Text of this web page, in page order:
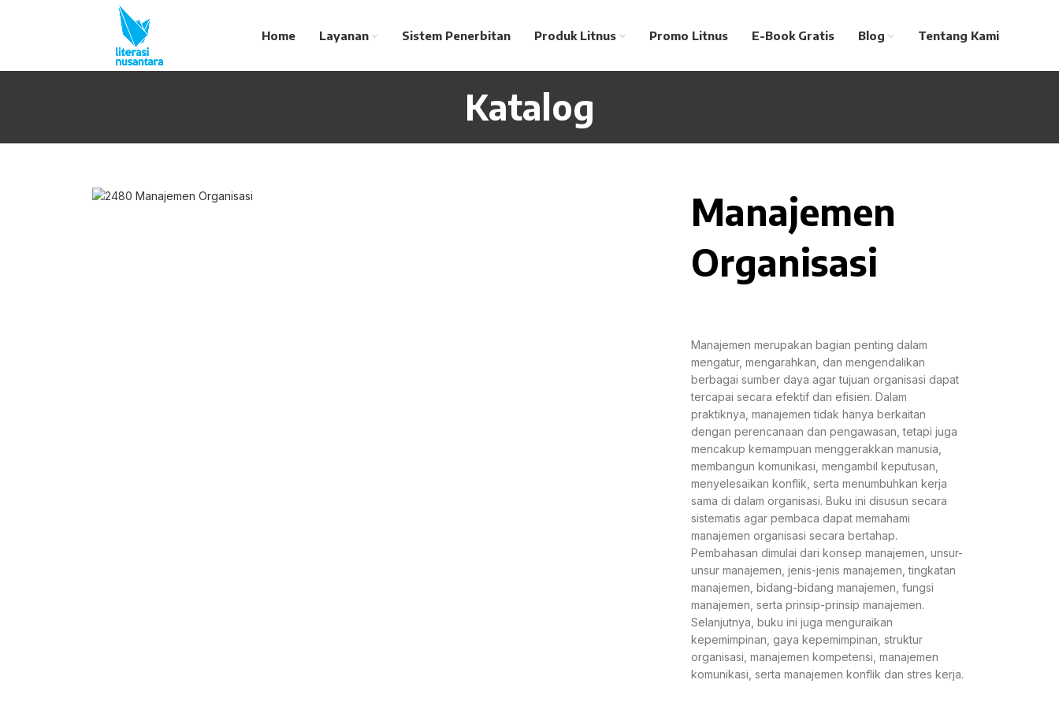
Home Layanan Sistem Penerbitan Produk Litnus Promo Litnus E-Book Gratis Blog Tentang Kami
Katalog
Manajemen
Organisasi
Manajemen merupakan bagian penting dalam
mengatur, mengarahkan, dan mengendalikan
berbagai sumber daya agar tujuan organisasi dapat
tercapai secara efektif dan efisien. Dalam
praktiknya, manajemen tidak hanya berkaitan
dengan perencanaan dan pengawasan, tetapi juga
mencakup kemampuan menggerakkan manusia,
membangun komunikasi, mengambil keputusan,
menyelesaikan konflik, serta menumbuhkan kerja
sama di dalam organisasi. Buku ini disusun secara
sistematis agar pembaca dapat memahami
manajemen organisasi secara bertahap.
Pembahasan dimulai dari konsep manajemen, unsur-
unsur manajemen, jenis-jenis manajemen, tingkatan
manajemen, bidang-bidang manajemen, fungsi
manajemen, serta prinsip-prinsip manajemen.
Selanjutnya, buku ini juga menguraikan
kepemimpinan, gaya kepemimpinan, struktur
organisasi, manajemen kompetensi, manajemen
komunikasi, serta manajemen konflik dan stres kerja.